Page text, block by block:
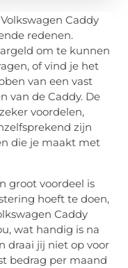
Caddy
redenen.
om te kunnen
of vind je het
van een vast
van de Caddy. De
voordelen,
zijn
die je maakt met
groot voordeel is
hoeft te doen,
Caddy
wat handig is na
draai jij niet op voor
bedrag per maand